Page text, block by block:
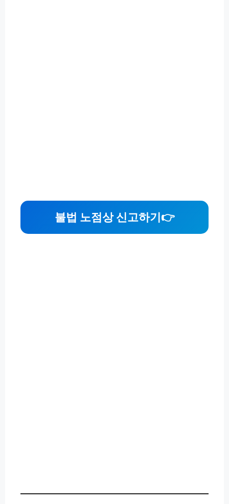
불법 노점상 신고하기 👉